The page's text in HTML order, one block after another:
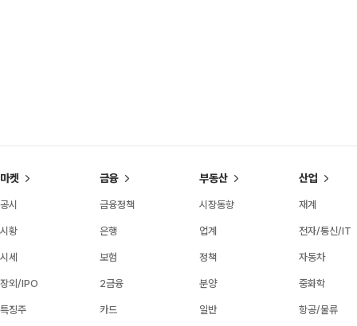
마켓
공시
시황
시세
장외/IPO
특징주
금융
금융정책
은행
보험
2금융
카드
부동산
시장동향
업계
정책
분양
일반
산업
재계
전자/통신/IT
자동차
중화학
항공/물류